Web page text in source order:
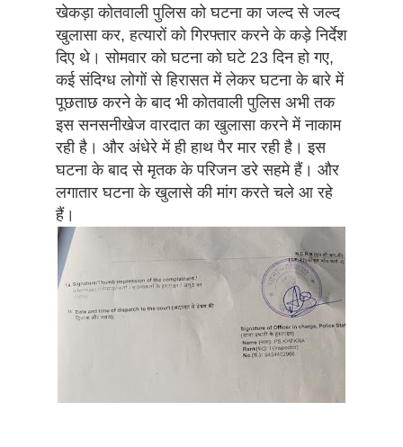
खेकड़ा कोतवाली पुलिस को घटना का जल्द से जल्द
खुलासा कर, हत्यारों को गिरफ्तार करने के कड़े निर्देश
दिए थे। सोमवार को घटना को घटे 23 दिन हो गए,
कई संदिग्ध लोगों से हिरासत में लेकर घटना के बारे में
पूछताछ करने के बाद भी कोतवाली पुलिस अभी तक
इस सनसनीखेज वारदात का खुलासा करने में नाकाम
रही है। और अंधेरे में ही हाथ पैर मार रही है। इस
घटना के बाद से मृतक के परिजन डरे सहमे हैं। और
लगातार घटना के खुलासे की मांग करते चले आ रहे
हैं।